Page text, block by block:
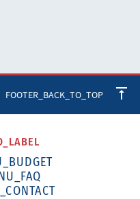
FOOTER_BACK_TO_TOP